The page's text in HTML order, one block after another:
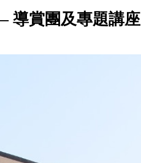
導賞團及專題講座